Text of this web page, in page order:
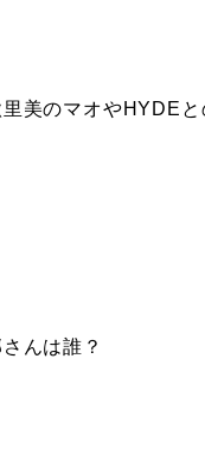
美のマオやHYDE
んは誰？